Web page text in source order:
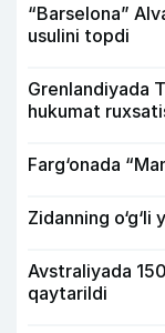
“Barselona”
usulini topdi
Grenlandiyada
hukumat
Farg‘onada
Zidanning o‘g‘li
Avstraliyada
qaytarildi